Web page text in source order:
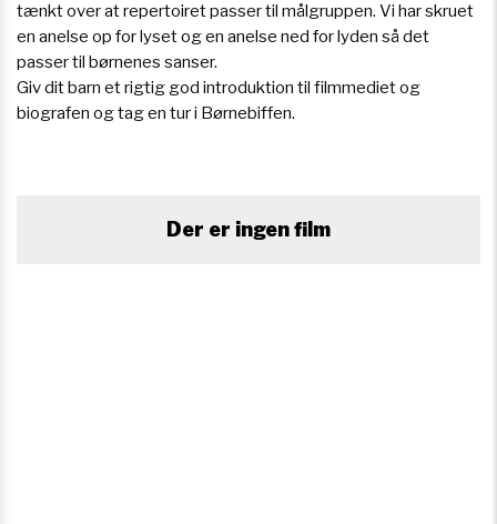
tænkt over at repertoiret passer til målgruppen. Vi har skruet
en anelse op for lyset og en anelse ned for lyden så det
passer til børnenes sanser.
Giv dit barn et rigtig god introduktion til filmmediet og
biografen og tag en tur i Børnebiffen.